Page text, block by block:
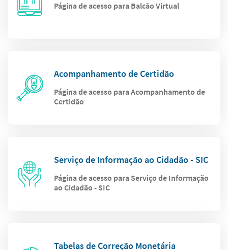
Página de acesso para Balcão Virtual
Acompanhamento de Certidão
Página de acesso para Acompanhamento de
Certidão
Serviço de Informação ao Cidadão - SIC
Página de acesso para Serviço de Informação
ao Cidadão - SIC
Tabelas de Correção Monetária